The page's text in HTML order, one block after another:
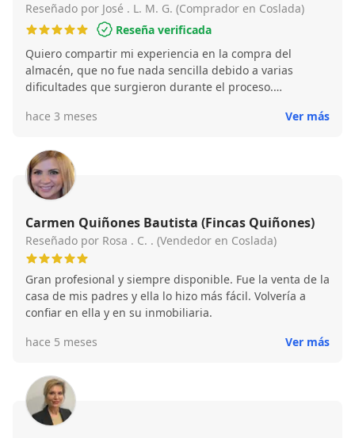
Reseñado por José . L. M. G. (Comprador en Coslada)
Reseña verificada
Quiero compartir mi experiencia en la compra del
almacén, que no fue nada sencilla debido a varias
dificultades que surgieron durante el proceso.
profesionalidad y dedicación fueron clave en todo
parecían complicar la operación, pero Zeta supo
gestionarlos con eficacia, manteniéndome informado y
aportando soluciones rápidas y claras. Gracias a su
implicación y experiencia, cada obstáculo fue
resolviéndose hasta lograr cerrar la compra con éxito.
Sin duda, recomiendo trabajar con Zeta por su
compromiso, transparencia y capacidad para afrontar
hace 3 meses Ver más
Carmen Quiñones Bautista (Fincas Quiñones)
Reseñado por Rosa . C. . (Vendedor en Coslada)
Gran profesional y siempre disponible. Fue la venta de la
casa de mis padres y ella lo hizo más fácil. Volvería a
confiar en ella y en su inmobiliaria.
hace 5 meses
Ver más